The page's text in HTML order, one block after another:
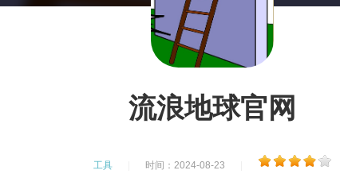
流浪地球官网
工具 时间：2024-08-23